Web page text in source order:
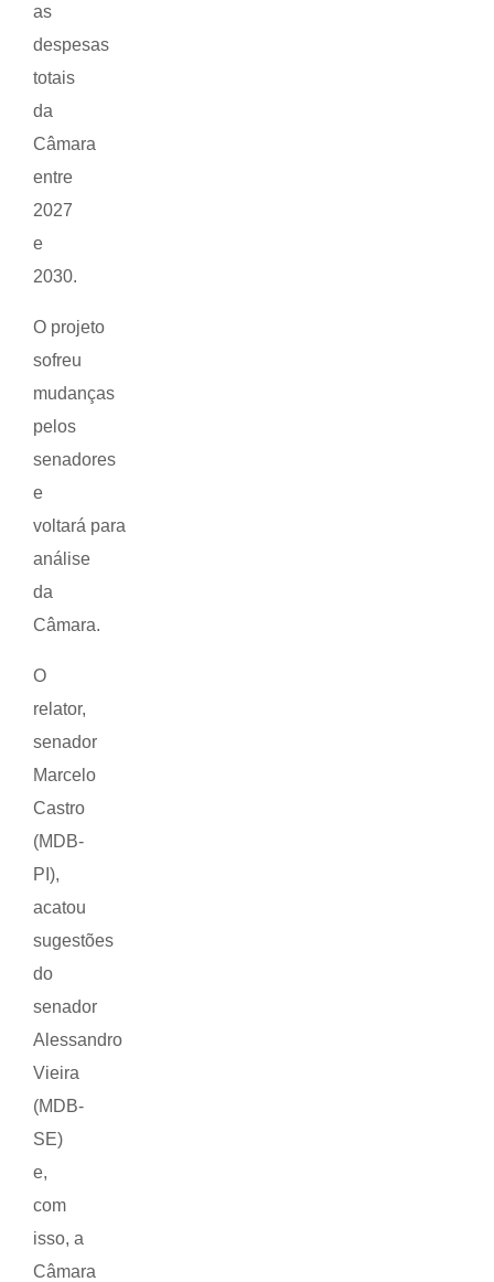
as
despesas
totais
da
Câmara
entre
2027
e
2030.
O projeto
sofreu
mudanças
pelos
senadores
e
voltará para
análise
da
Câmara.
O
relator,
senador
Marcelo
Castro
(MDB-
PI),
acatou
sugestões
do
senador
Alessandro
Vieira
(MDB-
SE)
e,
com
isso, a
Câmara